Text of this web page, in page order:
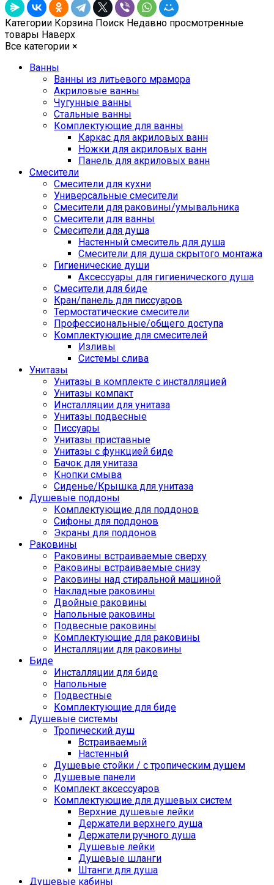
Категории Корзина Поиск Недавно просмотренные
товары Наверх
Все категории ×
Ванны
Ванны из литьевого мрамора
Акриловые ванны
Чугунные ванны
Стальные ванны
Комплектующие для ванны
Каркас для акриловых ванн
Ножки для акриловых ванн
Панель для акриловых ванн
Смесители
Смесители для кухни
Универсальные смесители
Смесители для раковины/умывальника
Смесители для ванны
Смесители для душа
Настенный смеситель для душа
Смесители для душа скрытого монтажа
Гигиенические души
Аксессуары для гигиенического душа
Смесители для биде
Кран/панель для писсуаров
Термостатические смесители
Профессиональные/общего доступа
Комплектующие для смесителей
Изливы
Системы слива
Унитазы
Унитазы в комплекте с инсталляцией
Унитазы компакт
Инсталляции для унитаза
Унитазы подвесные
Писсуары
Унитазы приставные
Унитазы с функцией биде
Бачок для унитаза
Кнопки смыва
Сиденье/Крышка для унитаза
Душевые поддоны
Комплектующие для поддонов
Сифоны для поддонов
Экраны для поддонов
Раковины
Раковины встраиваемые сверху
Раковины встраиваемые снизу
Раковины над стиральной машиной
Накладные раковины
Двойные раковины
Напольные раковины
Подвесные раковины
Комплектующие для раковины
Инсталляции для раковины
Биде
Инсталляции для биде
Напольные
Подвестные
Комплектующие для биде
Душевые системы
Тропический душ
Встраиваемый
Настенный
Душевые стойки / с тропическим душем
Душевые панели
Комплект аксессуаров
Комплектующие для душевых систем
Верхние душевые лейки
Держатели верхнего душа
Держатели ручного душа
Душевые лейки
Душевые шланги
Штанги для душа
Душевые кабины